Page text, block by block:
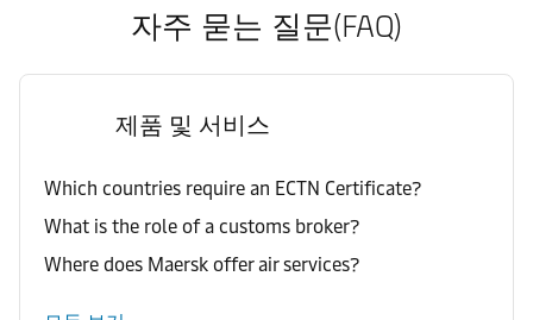
자주 묻는 질문(FAQ)
제품 및 서비스
Which countries require an ECTN Certificate?
What is the role of a customs broker?
Where does Maersk offer air services?